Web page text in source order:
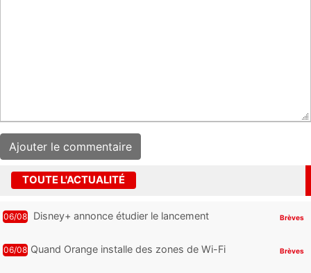
TOUTE L'ACTUALITÉ
06/08
Disney+ annonce étudier le lancement
Brèves
06/08 Quand Orange installe des zones de Wi-Fi
Brèves